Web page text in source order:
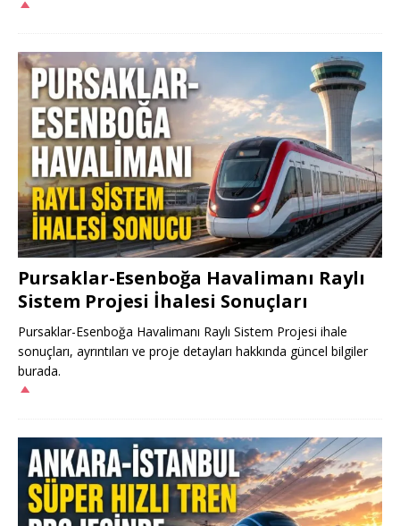
Pursaklar-Esenboğa Havalimanı Raylı
Sistem Projesi İhalesi Sonuçları
Pursaklar-Esenboğa Havalimanı Raylı Sistem Projesi ihale
sonuçları, ayrıntıları ve proje detayları hakkında güncel bilgiler
burada.